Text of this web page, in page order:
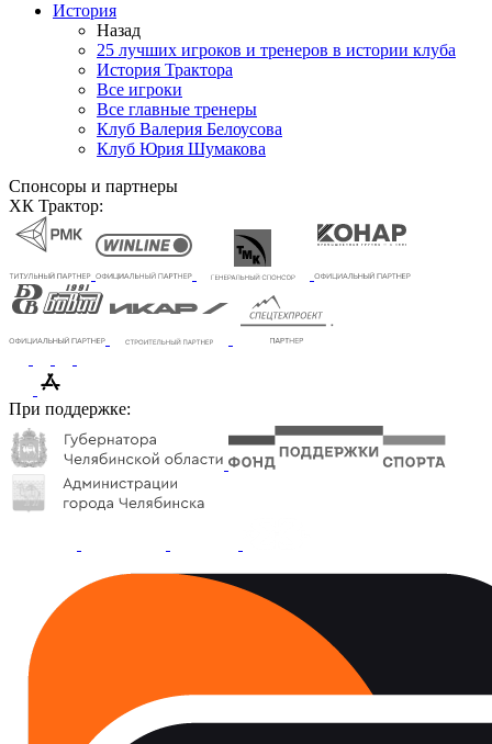
История
Назад
25 лучших игроков и тренеров в истории клуба
История Трактора
Все игроки
Все главные тренеры
Клуб Валерия Белоусова
Клуб Юрия Шумакова
Спонсоры и партнеры
ХК Трактор:
При поддержке: